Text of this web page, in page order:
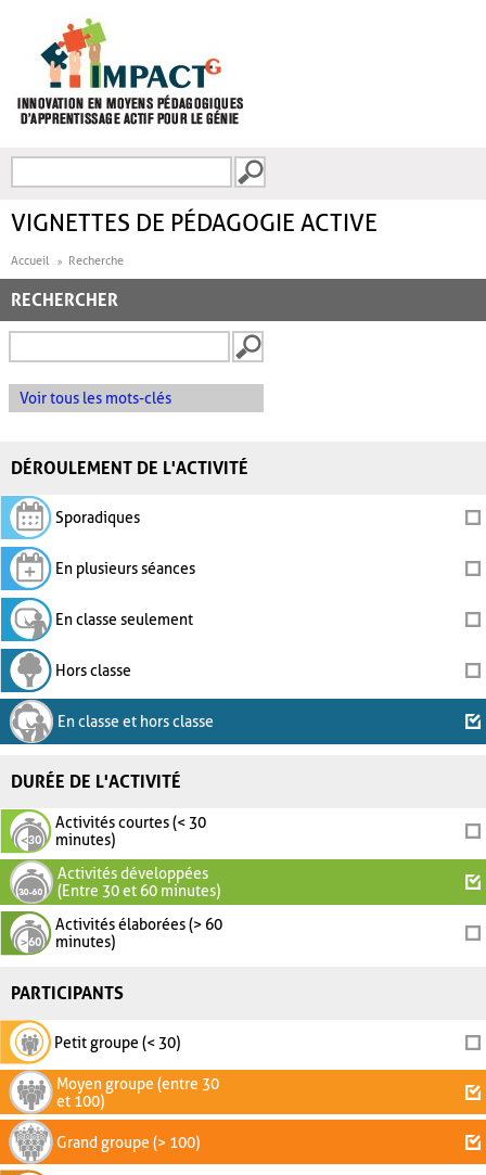
FORMULAIRE DE
VIGNETTES DE PÉDAGOGIE ACTIVE
Accueil Recherche
RECHERCHER
Voir tous les mots-clés
DÉROULEMENT DE L'ACTIVITÉ
Sporadiques
En plusieurs séances
En classe seulement
Hors classe
En classe et hors classe
DURÉE DE L'ACTIVITÉ
Activités courtes (< 30
minutes)
Activités développées
(Entre 30 et 60 minutes)
Activités élaborées (> 60
minutes)
PARTICIPANTS
Petit groupe (< 30)
Moyen groupe (entre 30
et 100)
Grand groupe (> 100)